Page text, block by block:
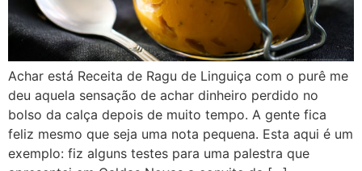
Achar está Receita de Ragu de Linguiça com o purê me
deu aquela sensação de achar dinheiro perdido no
bolso da calça depois de muito tempo. A gente fica
feliz mesmo que seja uma nota pequena. Esta aqui é um
exemplo: fiz alguns testes para uma palestra que